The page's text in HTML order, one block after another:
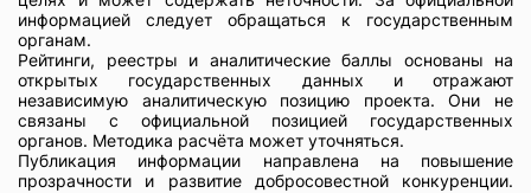
информацией следует обращаться к государственным
органам.
Рейтинги, реестры и аналитические баллы основаны на
открытых государственных данных и отражают
независимую аналитическую позицию проекта. Они не
связаны с официальной позицией государственных
органов. Методика расчёта может уточняться.
Публикация информации направлена на повышение
прозрачности и развитие добросовестной конкуренции.